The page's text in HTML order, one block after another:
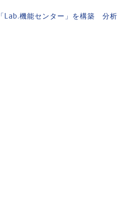
Lab.機能センター」を構築 分析